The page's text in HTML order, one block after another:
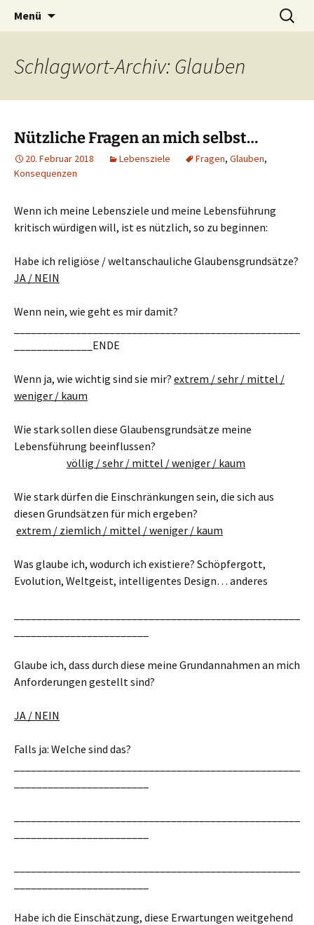
Ulrike Roderwald
Heilpraktische Psychotherapie
Menü
Suche
nach:
Schlagwort-Archiv: Glauben
Nützliche Fragen an mich selbst…
20. Februar 2018 Lebensziele Fragen, Glauben,
Konsequenzen
Wenn ich meine Lebensziele und meine Lebensführung
kritisch würdigen will, ist es nützlich, so zu beginnen:
Habe ich religiöse / weltanschauliche Glaubensgrundsätze?
JA / NEIN
Wenn nein, wie geht es mir damit?
______________ENDE
Wenn ja, wie wichtig sind sie mir? extrem / sehr / mittel /
weniger / kaum
Wie stark sollen diese Glaubensgrundsätze meine
Lebensführung beeinflussen?
völlig / sehr / mittel / weniger / kaum
Wie stark dürfen die Einschränkungen sein, die sich aus
diesen Grundsätzen für mich ergeben?
extrem / ziemlich / mittel / weniger / kaum
Was glaube ich, wodurch ich existiere? Schöpfergott,
Evolution, Weltgeist, intelligentes Design… anderes
Glaube ich, dass durch diese meine Grundannahmen an mich
Anforderungen gestellt sind?
JA / NEIN
Falls ja: Welche sind das?
Habe ich die Einschätzung, diese Erwartungen weitgehend